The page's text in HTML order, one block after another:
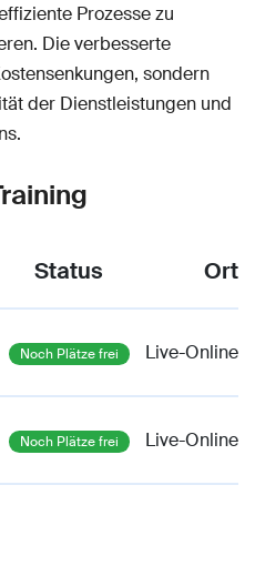
Prozesse zu
Die verbesserte
sondern
der Dienstleistungen und
Status Ort
Noch Plätze frei Live-Online
Noch Plätze frei Live-Online